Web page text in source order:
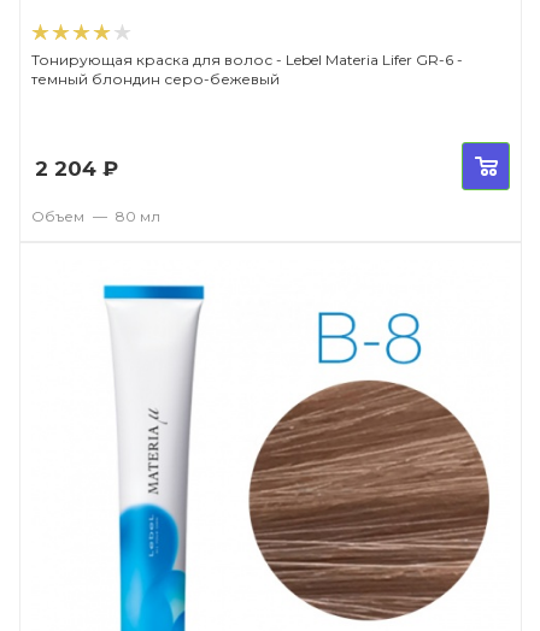
Тонирующая краска для волос - Lebel Materia Lifer GR-6 -
темный блондин серо-бежевый
2 204 ₽
Объем — 80 мл